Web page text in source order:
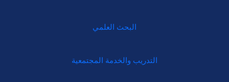
البحث العلمي
التدريب والخدمة المجتمعية